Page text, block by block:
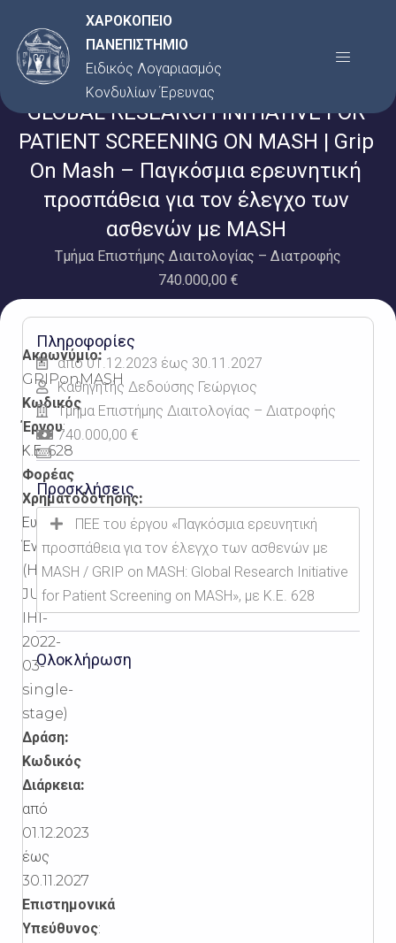
στο
περιεχόμενο
ΧΑΡΟΚΟΠΕΙΟ
ΠΑΝΕΠΙΣΤΗΜΙΟ
Ειδικός Λογαριασμός
Κονδυλίων Έρευνας
Menu
GLOBAL RESEARCH INITIATIVE FOR
PATIENT SCREENING ON MASH | Grip
On Mash – Παγκόσμια ερευνητική
προσπάθεια για τον έλεγχο των
ασθενών με MASH
Τμήμα Επιστήμης Διαιτολογίας – Διατροφής
740.000,00 €
Ακρωνύμιο:
GRIPonMASH
Κωδικός
Έργου:
Κ.Ε.628
Φορέας
Χρηματοδότησης:
Ευρωπαϊκή
Ένωση
(HORIZON-
JU-
IHI-
2022-
03-
single-
stage)
Δράση:
Κωδικός
Διάρκεια:
από
01.12.2023
έως
30.11.2027
Επιστημονικά
Υπεύθυνος:
Πληροφορίες
από 01.12.2023 έως 30.11.2027
Καθηγητής Δεδούσης Γεώργιος
Τμήμα Επιστήμης Διαιτολογίας – Διατροφής
740.000,00 €
Προσκλήσεις
ΠΕΕ του έργου «Παγκόσμια ερευνητική
προσπάθεια για τον έλεγχο των ασθενών με
MASH / GRIP on MASH: Global Research Initiative
for Patient Screening on MASH», με Κ.Ε. 628
Ολοκλήρωση